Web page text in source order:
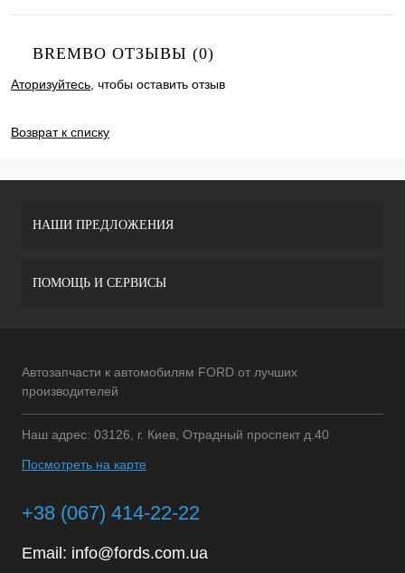
BREMBO ОТЗЫВЫ (0)
Аторизуйтесь , чтобы оставить отзыв
Возврат к списку
НАШИ ПРЕДЛОЖЕНИЯ
ПОМОЩЬ И СЕРВИСЫ
Автозапчасти к автомобилям FORD от лучших
производителей
Наш адрес: 03126, г. Киев, Отрадный проспект д.40
Посмотреть на карте
+38 (067) 414-22-22
Email: info@fords.com.ua